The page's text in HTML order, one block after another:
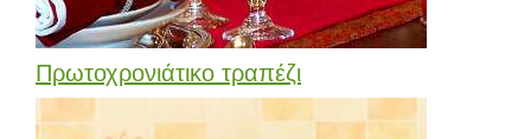
Πρωτοχρονιάτικο τραπέζι